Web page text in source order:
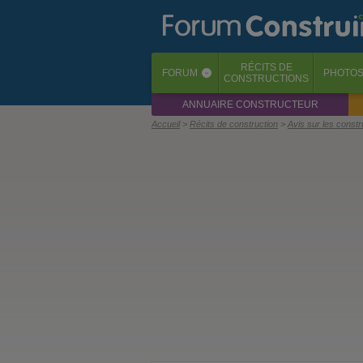
FORUM ‹ RÉCITS DE
CONSTRUCTIONS
PHOTOS
ANNUAIRE CONSTRUCTEUR
Accueil Récits de construction Avis sur les